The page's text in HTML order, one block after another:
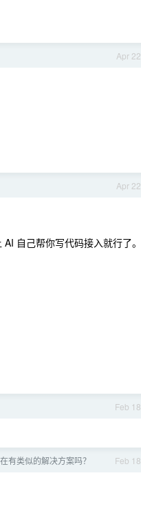
Apr 22
Apr 22
自己帮你写代码接入就行了。
Feb 18
Feb 18
有类似的解决方案吗？